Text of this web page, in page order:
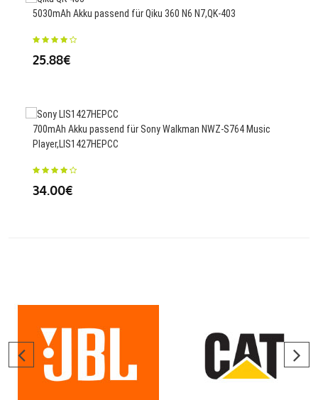
5030mAh Akku passend für Qiku 360 N6 N7,QK-403
25.88€
700mAh Akku passend für Sony Walkman NWZ-S764 Music
Player,LIS1427HEPCC
34.00€